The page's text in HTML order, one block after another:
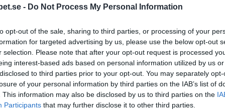
- Do Not Process My Personal Information
opt-out of the sale, sharing to third parties, or processing of your
for targeted advertising by us, please use the below opt-out
selection. Please note that after your opt-out request is processed
interest-based ads based on personal information utilized by us
to third parties prior to your opt-out. You may separately
of your personal information by third parties on the IAB’s list of
This information may also be disclosed by us to third parties on the
Participants that may further disclose it to other third parties.
Nästa sida »
2021-02-11 21:18
Kom ihåg mig
Glömt ditt lösenord?
Få ny aktiveringslänk
Betapet är gratis!